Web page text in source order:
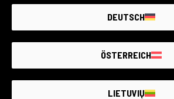
GUIDA ALLE CONDIZIONI
0 ARTICOLI DISPONIBILIUSATI
DEUTSCH
ÖSTERREICH
LIETUVIŲ